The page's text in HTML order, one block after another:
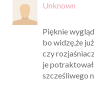
Unknown
Pięknie
bo widzę,że
czy
je
szcześliwego